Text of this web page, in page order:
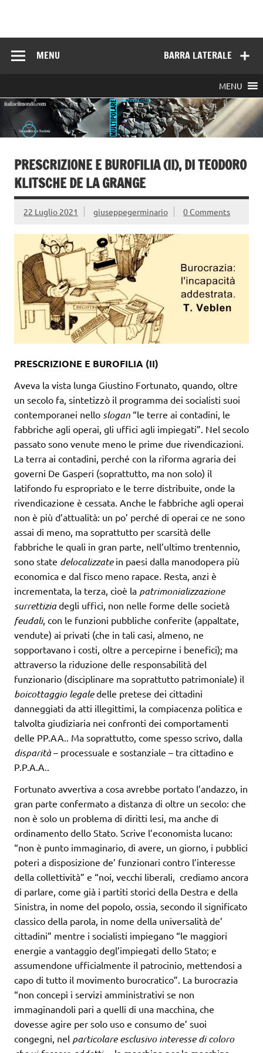
BARRA LATERALE
MENU
MENU
PRESCRIZIONE E BUROFILIA (II), DI TEODORO
KLITSCHE DE LA GRANGE
22 Luglio 2021 giuseppegerminario 0 Comments
PRESCRIZIONE E BUROFILIA (II)
Aveva la vista lunga Giustino Fortunato, quando, oltre
un secolo fa, sintetizzò il programma dei socialisti suoi
contemporanei nello slogan “le terre ai contadini, le
fabbriche agli operai, gli uffici agli impiegati”. Nel secolo
passato sono venute meno le prime due rivendicazioni.
La terra ai contadini, perché con la riforma agraria dei
governi De Gasperi (soprattutto, ma non solo) il
latifondo fu espropriato e le terre distribuite, onde la
rivendicazione è cessata. Anche le fabbriche agli operai
non è più d’attualità: un po’ perché di operai ce ne sono
assai di meno, ma soprattutto per scarsità delle
fabbriche le quali in gran parte, nell’ultimo trentennio,
sono state delocalizzatein paesi dalla manodopera più
economica e dal fisco meno rapace. Resta, anzi è
incrementata, la terza, cioè la patrimonializzazione
surrettiziadegli uffici, non nelle forme delle società
feudali, con le funzioni pubbliche conferite (appaltate,
vendute) ai privati (che in tali casi, almeno, ne
sopportavano i costi, oltre a percepirne i benefici); ma
attraverso la riduzione delle responsabilità del
funzionario (disciplinare ma soprattutto patrimoniale) il
boicottaggio legaledelle pretese dei cittadini
danneggiati da atti illegittimi, la compiacenza politica e
talvolta giudiziaria nei confronti dei comportamenti
delle PP.AA.. Ma soprattutto, come spesso scrivo, dalla
disparità– processuale e sostanziale – tra cittadino e
P.P.A.A..
Fortunato avvertiva a cosa avrebbe portato l’andazzo, in
gran parte confermato a distanza di oltre un secolo: che
non è solo un problema di diritti lesi, ma anche di
ordinamento dello Stato. Scrive l’economista lucano:
“non è punto immaginario, di avere, un giorno, i pubblici
poteri a disposizione de’ funzionari contro l’interesse
della collettività” e “noi, vecchi liberali, crediamo ancora
di parlare, come già i partiti storici della Destra e della
Sinistra, in nome del popolo, ossia, secondo il significato
classico della parola, in nome della universalità de’
cittadini” mentre i socialisti impiegano “le maggiori
energie a vantaggio degl’impiegati dello Stato; e
assumendone ufficialmente il patrocinio, mettendosi a
capo di tutto il movimento burocratico”. La burocrazia
“non concepì i servizi amministrativi se non
immaginandoli pari a quelli di una macchina, che
dovesse agire per solo uso e consumo de’ suoi
congegni, nel particolare esclusivo interesse di coloro